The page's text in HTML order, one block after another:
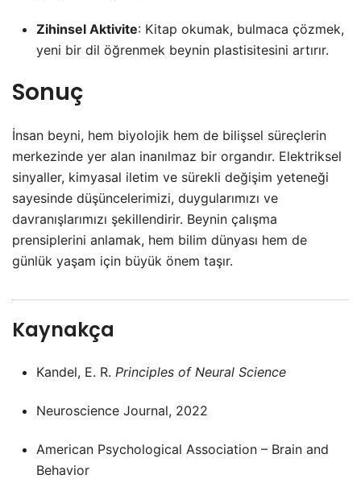
Zihinsel Aktivite: Kitap okumak, bulmaca çözmek,
yeni bir dil öğrenmek beynin plastisitesini artırır.
Sonuç
İnsan beyni, hem biyolojik hem de bilişsel süreçlerin
merkezinde yer alan inanılmaz bir organdır. Elektriksel
sinyaller, kimyasal iletim ve sürekli değişim yeteneği
sayesinde düşüncelerimizi, duygularımızı ve
davranışlarımızı şekillendirir. Beynin çalışma
prensiplerini anlamak, hem bilim dünyası hem de
günlük yaşam için büyük önem taşır.
Kaynakça
Kandel, E. R. Principles of Neural Science
Neuroscience Journal, 2022
American Psychological Association – Brain and
Behavior